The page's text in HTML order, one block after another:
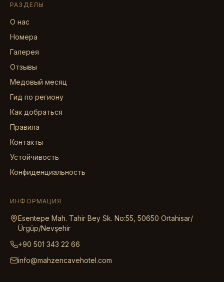
РАЗДЕЛЫ
О нас
Номера
Галерея
Отзывы
Медовый месяц
Гид по региону
Как добраться
Правила
Контакты
Устойчивость
Конфиденциальность
ИНФОРМАЦИЯ
Esentepe Mah. Tahir Bey Sk. No:55, 50650 Ortahisar/
Ürgüp/Nevşehir
+90 501 343 22 66
info@mahzencavehotel.com